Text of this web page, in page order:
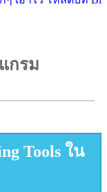
กรม
Tools ใน